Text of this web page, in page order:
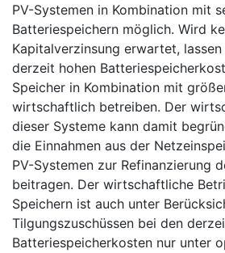
PV-Systemen in Kombination mit
Batteriespeichern möglich. Wird
Kapitalverzinsung erwartet,
derzeit hohen
Speicher in Kombination mit
wirtschaftlich betreiben. Der
dieser Systeme kann damit
die Einnahmen aus der
PV-Systemen zur Refinanzierung
beitragen. Der wirtschaftliche
Speichern ist auch unter
Tilgungszuschüssen bei den
Batteriespeicherkosten nur unter